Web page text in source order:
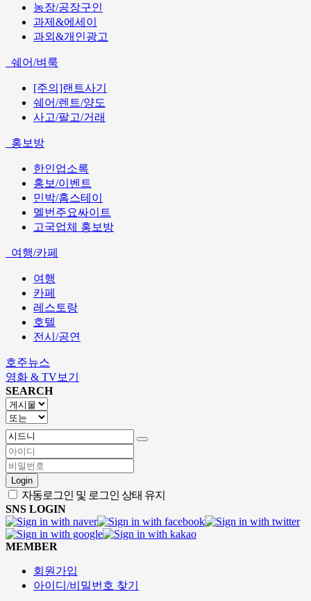
농장/공장구인
과제&에세이
과외&개인광고
쉐어/벼룩
[주의]랜트사기
쉐어/렌트/양도
사고/팔고/거래
홍보방
한인업소록
홍보/이벤트
민박/홈스테이
멜번주요싸이트
고국업체 홍보방
여행/카페
여행
카페
레스토랑
호텔
전시/공연
호주뉴스
영화 & TV보기
SEARCH
Login
자동로그인 및 로그인 상태 유지
SNS LOGIN
MEMBER
회원가입
아이디/비밀번호 찾기